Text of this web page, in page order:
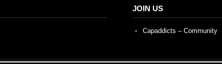
JOIN US
Capaddicts – Community